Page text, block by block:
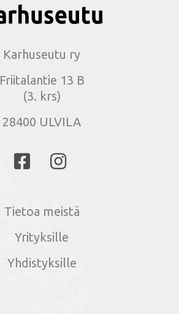
Karhuseutu ry
Friitalantie 13 B
(3. krs)
28400 ULVILA
Tietoa meistä
Yrityksille
Yhdistyksille